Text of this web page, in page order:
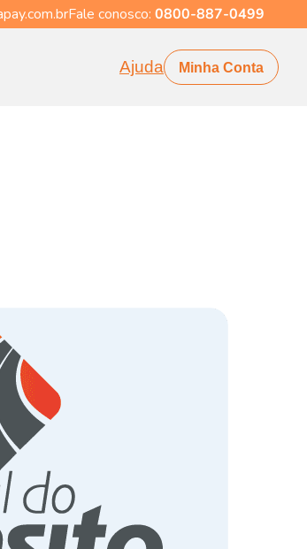
Fale conosco: 0800-887-0499
Ajuda Minha Conta